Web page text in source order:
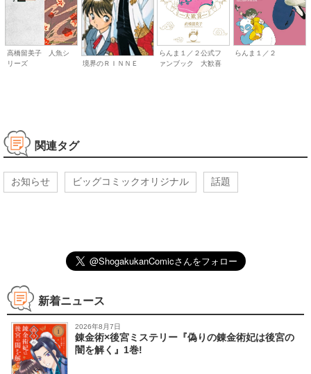
高橋留美子 人魚シ
リーズ
境界のＲＩＮＮＥ
らんま１／２公式フ
ァンブック 大歓喜
らんま１／２
関連タグ
お知らせ ビッグコミックオリジナル 話題
新着ニュース
2026年8月7日
錬金術×後宮ミステリー『偽りの錬金術妃は後宮の
闇を解く』1巻!